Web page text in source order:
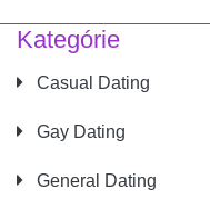
Kategórie
Casual Dating
Gay Dating
General Dating